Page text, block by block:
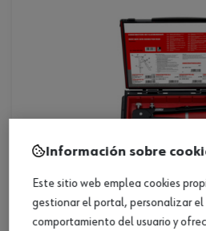
Información sobre
Este sitio web emplea cookies
gestionar el portal, personalizar
comportamiento del usuario y